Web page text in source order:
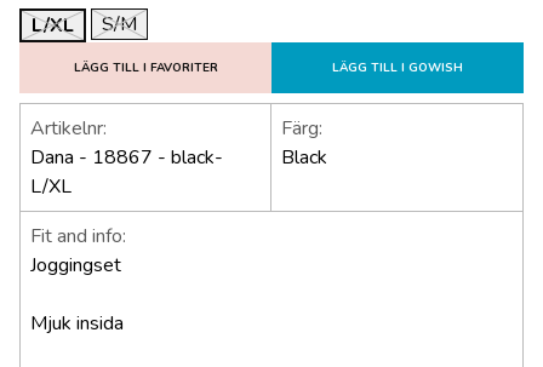
L/XL
S/M
LÄGG TILL I FAVORITER LÄGG TILL I GOWISH
Artikelnr:
Dana - 18867 - black-
L/XL
Färg:
Black
Fit and info:
Joggingset
Mjuk insida